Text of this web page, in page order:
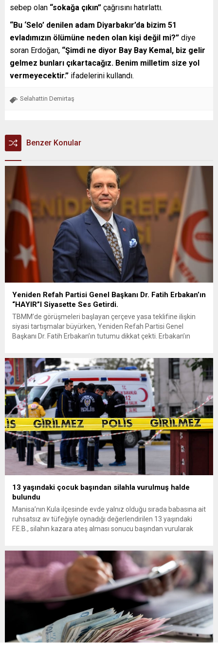
sebep olan “sokağa çıkın” çağrısını hatırlattı.
“Bu ‘Selo’ denilen adam Diyarbakır’da bizim 51
evladımızın ölümüne neden olan kişi değil mi?” diye
soran Erdoğan, “Şimdi ne diyor Bay Bay Kemal, biz gelir
gelmez bunları çıkartacağız. Benim milletim size yol
vermeyecektir.” ifadelerini kullandı.
Selahattin Demirtaş
Benzer Konular
Yeniden Refah Partisi Genel Başkanı Dr. Fatih Erbakan’ın
“HAYIR”I Siyasette Ses Getirdi.
TBMM’de görüşmeleri başlayan çerçeve yasa teklifine ilişkin
siyasi tartışmalar büyürken, Yeniden Refah Partisi Genel
Başkanı Dr. Fatih Erbakan’ın tutumu dikkat çekti. Erbakan’ın
Partisi Genel Başkanı Ümit Özdağ’dan dikkat çeken destek
geldi. Türkiye Büyük Millet Meclisi’nde...
13 yaşındaki çocuk başından silahla vurulmuş halde
bulundu
Manisa’nın Kula ilçesinde evde yalnız olduğu sırada babasına ait
ruhsatsız av tüfeğiyle oynadığı değerlendirilen 13 yaşındaki
F.E.B., silahın kazara ateş alması sonucu başından vurularak
evinde başından silahla vurulmuş halde ölü bulundu. Edinilen
bilgilere göre, mahalledeki...